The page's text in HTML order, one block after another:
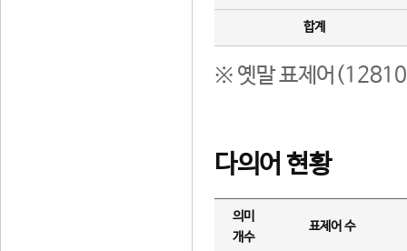
합계
※ 옛말 표제어(12810
다의어 현황
의미
개수
표제어 수